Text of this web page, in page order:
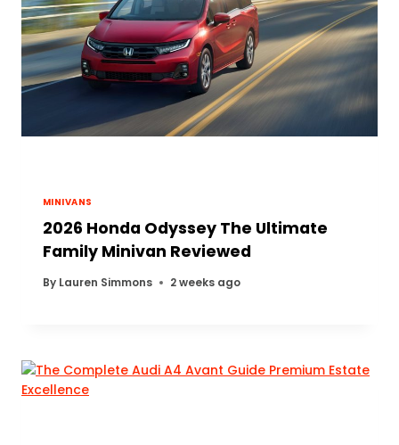
MINIVANS
2026 Honda Odyssey The Ultimate
Family Minivan Reviewed
By Lauren Simmons 2 weeks ago